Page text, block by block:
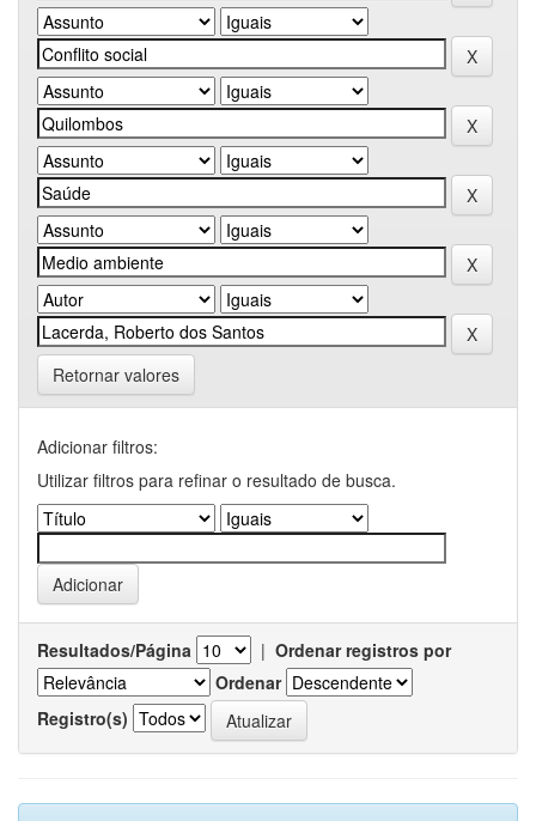
Retornar valores
Adicionar filtros:
Utilizar filtros para refinar o resultado de busca.
Resultados/Página | Ordenar registros por
Ordenar
Registro(s)